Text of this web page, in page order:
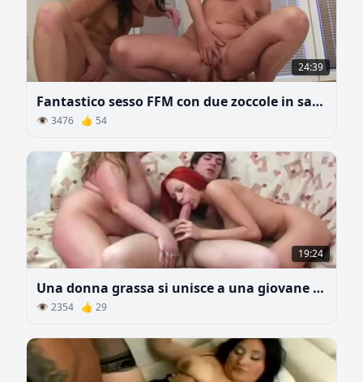
24:39
Fantastico sesso FFM con due zoccole in sala massaggi
👁 3476 👍 54
19:24
Una donna grassa si unisce a una giovane coppia per fare sesso
👁 2354 👍 29